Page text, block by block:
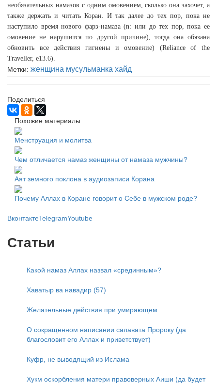
необязательных намазов с одним омовением, сколько она захочет, а
также держать и читать Коран. И так далее до тех пор, пока не
наступило время нового фарз-намаза (n: или до тех пор, пока ее
омовение не нарушится по другой причине), тогда она обязана
обновить все действия гигиены и омовение) (Reliance of the
Traveller, e13.6).
Метки: женщина мусульманка хайд
Поделиться
Похожие материалы
Менструация и молитва
Чем отличается намаз женщины от намаза мужчины?
Аят земного поклона в аудиозаписи Корана
Почему Аллах в Коране говорит о Себе в мужском роде?
ВконтактеTelegramYoutube
Статьи
Какой намаз Аллах назвал «срединным»?
Хаватыр ва навадир (57)
Желательные действия при умирающем
О сокращенном написании салавата Пророку (да
благословит его Аллах и приветствует)
Куфр, не выводящий из Ислама
Хукм оскорбления матери правоверных Аиши (да будет